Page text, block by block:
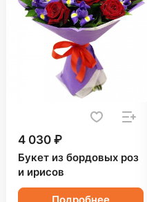
4 030 ₽
Букет из бордовых роз
и ирисов